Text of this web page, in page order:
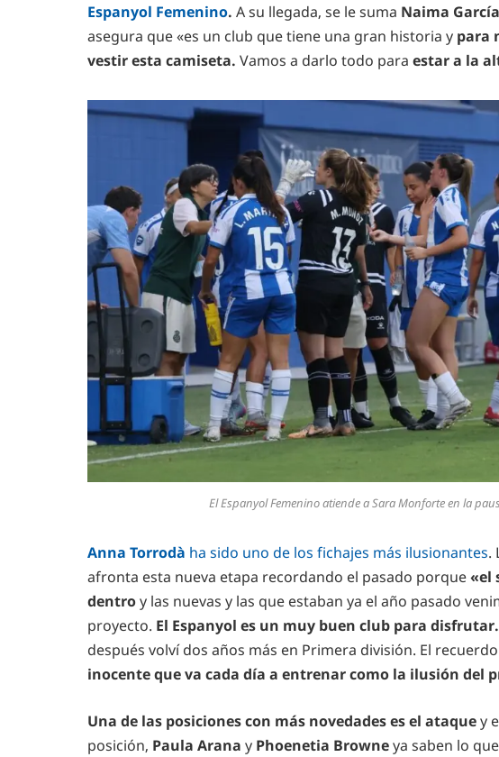
Espanyol Femenino. A su llegada, se le suma Naima García
asegura que «es un club que tiene una gran historia y para
vestir esta camiseta. Vamos a darlo todo para estar a la
El Espanyol Femenino atiende a Sara Monforte en la
Anna Torrodà ha sido uno de los fichajes más ilusionantes.
afronta esta nueva etapa recordando el pasado porque«el
dentroy las nuevas y las que estaban ya el año pasado
proyecto. El Espanyol es un muy buen club para
después volví dos años más en Primera división. El
inocente que va cada día a entrenar como la ilusión del
Una de las posiciones con más novedades es el ataquey
posición, Paula Arana y Phoenetia Browneya saben lo